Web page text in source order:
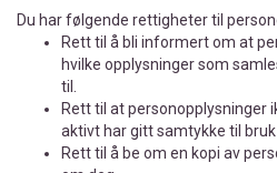
Du har følgende rettigheter til
Rett til å bli informert om at
hvilke opplysninger som
til.
Rett til at personopplysninger
aktivt har gitt samtykke til
Rett til å be om en kopi av